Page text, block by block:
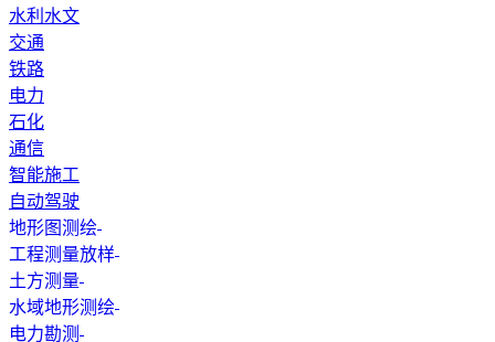
水利水文
交通
铁路
电力
石化
通信
智能施工
自动驾驶
地形图测绘
工程测量放样
土方测量
水域地形测绘
电力勘测